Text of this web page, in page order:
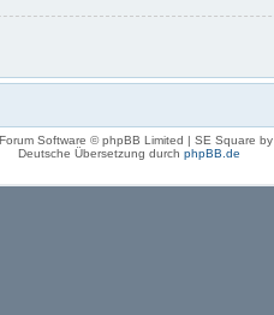
Software © phpBB Limited | SE Square by
Deutsche Übersetzung durch phpBB.de